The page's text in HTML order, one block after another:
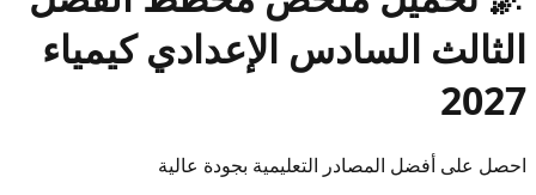
الثالث السادس الإعدادي كيمياء
2027
احصل على أفضل المصادر التعليمية بجودة عالية